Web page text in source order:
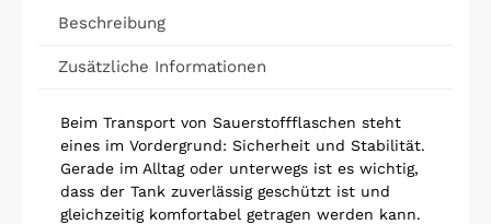
Beschreibung
Zusätzliche Informationen
Beim Transport von Sauerstoffflaschen steht
eines im Vordergrund: Sicherheit und Stabilität.
Gerade im Alltag oder unterwegs ist es wichtig,
dass der Tank zuverlässig geschützt ist und
gleichzeitig komfortabel getragen werden kann.